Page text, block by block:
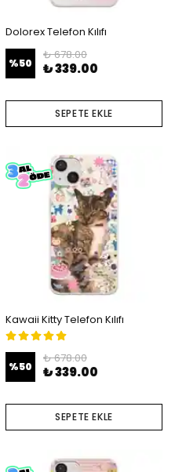
Dolorex Telefon Kılıfı
%50
₺ 678.00
₺ 339.00
SEPETE EKLE
Kawaii Kitty Telefon Kılıfı
%50
₺ 678.00
₺ 339.00
SEPETE EKLE